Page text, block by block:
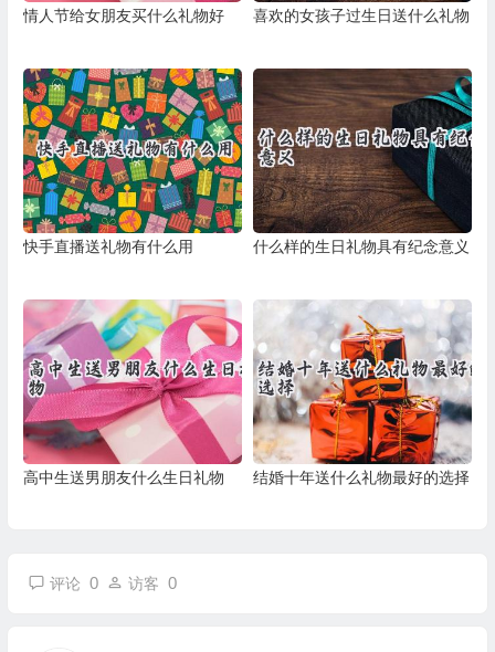
情人节给女朋友买什么礼物好 喜欢的女孩子过生日送什么礼物
快手直播送礼物有什么用 什么样的生日礼物具有纪念意义
高中生送男朋友什么生日礼物 结婚十年送什么礼物最好的选择
评论 0 访客 0